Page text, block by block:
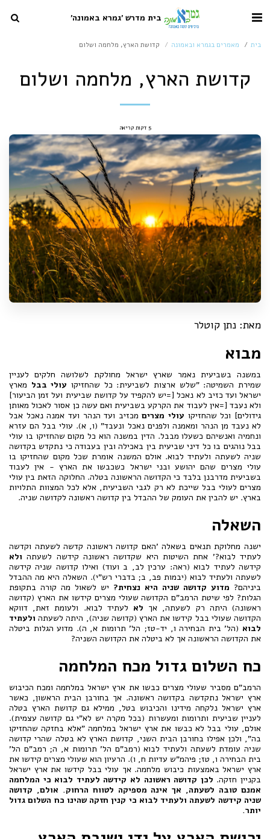
בית מדרש 'גמרא באמונה'
בית מאמרים בגמרא ובאמונה קדושת הארץ, מלחמה ושלום
קדושת הארץ, מלחמה ושלום
5 דקות קריאה
מאת: נתן קוטלר
מבוא
במשנה בשביעית נאמר שארץ ישראל מחולקת לשלושה חלקים לעניין
שמירת השמיטה: "שלש ארצות לשביעית: כל שהחזיקו עולי בבל מארץ
ישראל ועד כזיב לא נאכל [=יש להקפיד על קדושת שביעית ועל זמן הביעור]
ולא נעבד [=אין לעבוד את הקרקע בשביעית ואם עשה כן אסור לאכול מאותן
גידולים] וכל שהחזיקו עולי מצריםמכזיב ועד הנהר ועד אמנה נאכל אבל
לא נעבד מן הנהר ומאמנה ולפנים נאכל ונעבד" (ו, א). עולי בבל הם עזרא
ונחמיה ואנשיהם כשעלו מבבל. הדין במשנה הוא כל מקום שהחזיקו בו עולי
בבל נוהגים בו כל דיני שביעית בין באכילה ובין בעבודה כי נתקדש בקדושה
שניה לשעתה ולעתיד לבוא. אולם המשנה אומרת שכל מקום שהחזיקו בו
עולי מצרים שהם יהושע ובני ישראל כשכבשו את הארץ - אין לעבוד
בשביעית מדרבנן בלבד כי הקדושה הראשונה בטלה. החלוקה הזאת בין עולי
מצרים לעולי בבל שייכת לא רק לגבי השביעית, אלא לכל המצוות התלויות
בארץ. יש להבין את העומק של ההבדל בין קדושה ראשונה לקדושה שניה.
השאלה
ישנה מחלוקת תנאים בשאלה 'האם קדושה ראשונה קדשה לשעתה וקדשה
לעתיד לבוא?' אחת השיטות היא שקדושה ראשונה קידשה לשעתה ולא
קידשה לעתיד לבוא (ראה: ערכין לב, ב ועוד) ואילו קדושה שניה קידשה
לשעתה ולעתיד לבוא (יבמות פב, ב; בדברי רש"י). השאלה היא מה ההבדל
ביניהם? מדוע קדושה שניה היא נצחית? יש לשאול מה קורה בתקופת
הגלות? לפי שיטת הרמב"ם הקדושה שעולי מצרים קידשו את הארץ (קדושה
ראשונה) היתה רק לשעתה, אך לא לעתיד לבוא. ולעומת זאת, דווקא
הקדושה שעולי בבל קידשו את הארץ (קדושה שניה), היתה לשעתה ולעתיד
לבוא (הל' בית הבחירה ו, יד-טז; הל' תרומות א, ה). מדוע הגלות ביטלה
את הקדושה הראשונה אך לא ביטלה את הקדושה השניה?
כח השלום גדול מכח המלחמה
הרמב"ם מסביר שעולי מצרים כבשו את ארץ ישראל במלחמה ומכח הכיבוש
ארץ ישראל נתקדשה בקדושה ראשונה. אך בחורבן הבית הראשון, כאשר
ארץ ישראל נלקחה מידינו והכיבוש בטל, ממילא גם קדושת הארץ בטלה
לעניין שביעית ותרומות ומעשרות (בכל מקרה יש לא"י גם קדושה עצמית).
אולם, עולי בבל לא כבשו את ארץ ישראל במלחמה "אלא בחזקה שהחזיקו
בה", ולכן אפילו בחורבן הבית השני, קדושת הארץ לא בטלה שהרי קדושה
שניה עומדת לשעתה ולעתיד לבוא (רמב"ם הל' תרומות א, ה; רמב"ם הל'
בית הבחירה ו, טז; פיהמ"ש עדיות ח, ו). הרעיון הוא שעולי מצרים קידשו את
ארץ ישראל באמצעות כיבוש מלחמה. אך עולי בבל קידשו את ארץ ישראל
בקניין חזקה. לכן קדושה ראשונה לא קידשה לעתיד לבוא כי המלחמה
אמנם טובה לשעתה, אך אינה מספיקה לטווח הרחוק. אולם, קדושה
שניה קידשה לשעתה ולעתיד לבוא כי קנין חזקה שהינו כח השלום גדול
יותר.